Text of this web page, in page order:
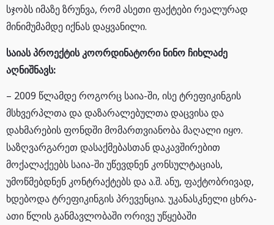
სჯობს იმაზე ზრუნვა, რომ ასეთი ფაქტები რეალურად
მინიმუმამდე იქნას დაყვანილი.
საიას პროექტის კოორდინატორი ნინო ჩიხლაძე
აღნიშნავს:
– 2009 წლამდე როგორც საია-ში, ისე ტრეფიკინგის
მსხვერპლთა და დაზარალებულთა დაცვისა და
დახმარების ფონდში მომართვიანობა მაღალი იყო.
საზღვარგარეთ დასაქმებასთან დაკავშირებით
მოქალაქეებს საია-ში უწევდნენ კონსულტაციას,
უმოწმებდნენ კონტრაქტებს და ა.შ. ანუ, ფაქტობრივად,
ხდებოდა ტრეფიკინგის პრევენცია. უკანასკნელი ცხრა-
ათი წლის განმავლობაში ორივე უწყებაში